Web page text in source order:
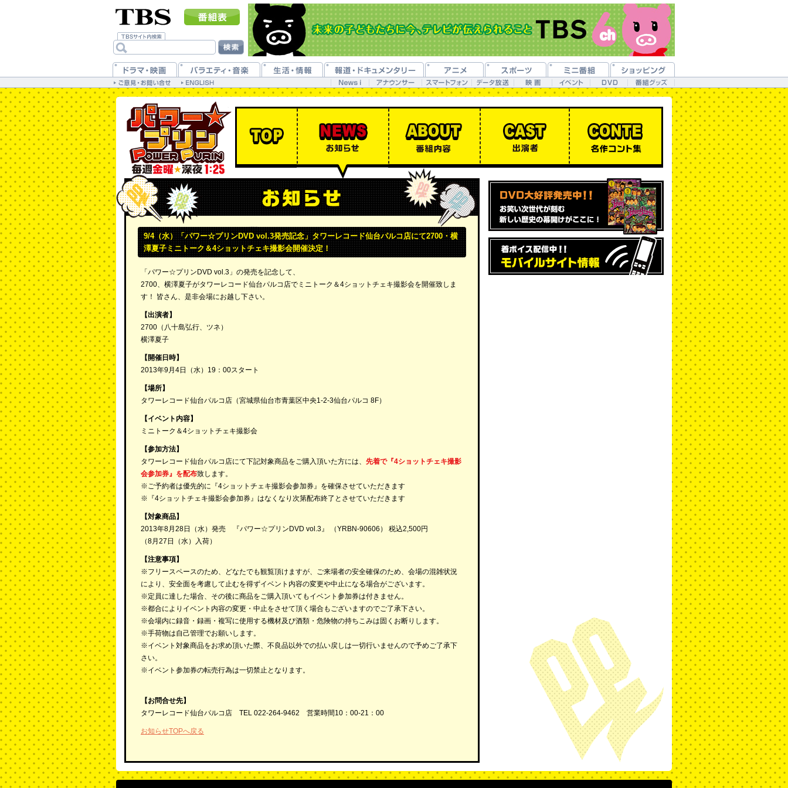
9/4（水）「パワー☆プリンDVD vol.3発売記念」タワーレコード仙台パルコ店にて2700・横
澤夏子ミニトーク＆4ショットチェキ撮影会開催決定！
「パワー☆プリンDVD vol.3」の発売を記念して、
2700、横澤夏子がタワーレコード仙台パルコ店でミニトーク＆4ショットチェキ撮影会を開催致しま
す！ 皆さん、是非会場にお越し下さい。
【出演者】
2700（八十島弘行、ツネ）
横澤夏子
【開催日時】
2013年9月4日（水）19：00スタート
【場所】
タワーレコード仙台パルコ店（宮城県仙台市青葉区中央1-2-3仙台パルコ 8F）
【イベント内容】
ミニトーク＆4ショットチェキ撮影会
【参加方法】
タワーレコード仙台パルコ店にて下記対象商品をご購入頂いた方には、 先着で『4ショットチェキ撮影
会参加券』を配布致します。
※ご予約者は優先的に『4ショットチェキ撮影会参加券』を確保させていただきます
※『4ショットチェキ撮影会参加券』はなくなり次第配布終了とさせていただきます
【対象商品】
2013年8月28日（水）発売 『パワー☆プリンDVD vol.3』 （YRBN-90606） 税込2,500円
（8月27日（水）入荷）
【注意事項】
※フリースペースのため、どなたでも観覧頂けますが、ご来場者の安全確保のため、会場の混雑状況
により、安全面を考慮して止むを得ずイベント内容の変更や中止になる場合がございます。
※定員に達した場合、その後に商品をご購入頂いてもイベント参加券は付きません。
※都合によりイベント内容の変更・中止をさせて頂く場合もございますのでご了承下さい。
※会場内に録音・録画・複写に使用する機材及び酒類・危険物の持ちこみは固くお断りします。
※手荷物は自己管理でお願いします。
※イベント対象商品をお求め頂いた際、不良品以外での払い戻しは一切行いませんので予めご了承下
さい。
※イベント参加券の転売行為は一切禁止となります。
【お問合せ先】
タワーレコード仙台パルコ店 TEL 022-264-9462 営業時間10：00-21：00
お知らせTOPへ戻る